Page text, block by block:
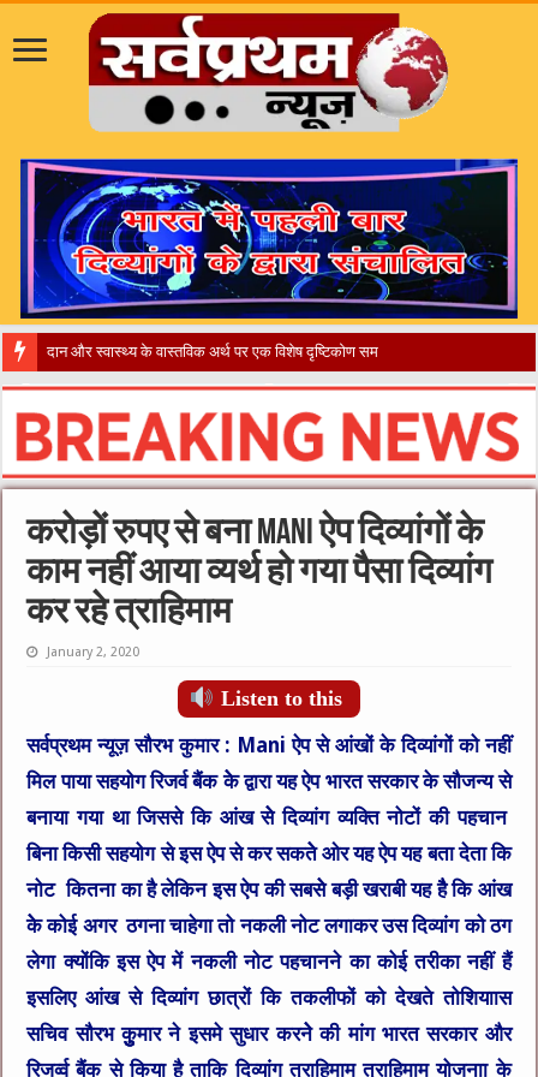
दान और स्वास्थ्य के वास्तविक अर्थ पर एक विशेष दृष्टिकोण समाज और अभ्यर्थियों
करोड़ों रुपए से बना Mani ऐप दिव्यांगों के
काम नहीं आया व्यर्थ हो गया पैसा दिव्यांग
कर रहे त्राहिमाम
January 2, 2020
Listen to this
सर्वप्रथम न्यूज़ सौरभ कुमार : Mani ऐप से आंखों के दिव्यांगों को नहीं
मिल पाया सहयोग रिजर्व बैंक केे द्वारा यह ऐप भारत सरकार के सौजन्य से
बनाया गया था जिससे कि आंख सेे दिव्यांग व्यक्ति नोटों की पहचान
बिना किसी सहयोग से इस ऐप से कर सकतेे ओर यह ऐप यह बता देता कि
नोट कितना का है लेकिन इस ऐप की सबसेे बड़ी खराबी यह हैै कि आंख
केे कोई अगर ठगना चाहेगा तो नकली नोट लगाकर उस दिव्यांग को ठग
लेगा क्योंकि इस ऐप में नकली नोट पहचानने का कोई तरीका नहीं हैं
इसलिए आंख से दिव्यांग छात्रों कि तकलीफों को देखते तोशियाास
सचिव सौरभ कुुुमार ने इसमे सुधार करनेे की मांग भारत सरकार और
रिजर्व्व बैंक से किया है ताकि दिव्यांग त्राहिमाम त्राहिमाम योजनाा के